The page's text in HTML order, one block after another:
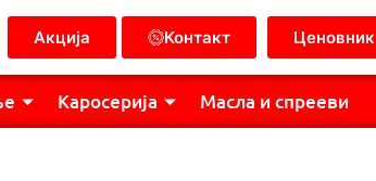
Акција Контакт Ценовник
Каросерија Масла и спрееви